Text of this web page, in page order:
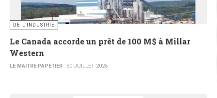
DE L’INDUSTRIE
Le Canada accorde un prêt de 100 M$ à Millar
Western
LE MAITRE PAPETIER 30 JUILLET 2026